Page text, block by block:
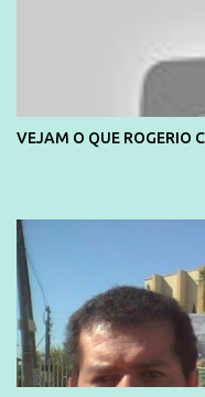
VEJAM O QUE ROGERIO